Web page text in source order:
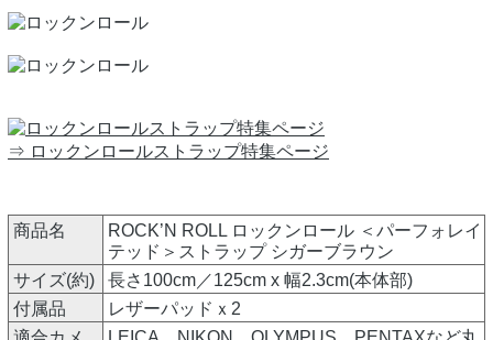
⇒ ロックンロールストラップ特集ページ
商品名
ROCK’N ROLL ロックンロール ＜パーフォレイ
テッド＞ストラップ シガーブラウン
サイズ(約)
長さ100cm／125cm x 幅2.3cm(本体部)
付属品
レザーパッドｘ2